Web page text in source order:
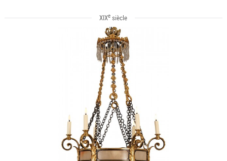
XIXe siècle